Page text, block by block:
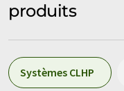
produits
Systèmes CLHP